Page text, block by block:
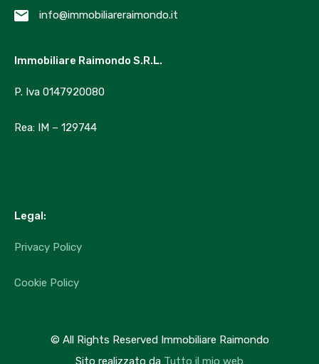
Recent Comments
A WordPress CommentersuHello world!
Categorie
info@immobiliareraimondo.it
Immobiliare Raimondo S.R.L.
P. Iva 0147920080
Rea: IM – 129744
Legal:
Privacy Policy
Cookie Policy
© All Rights Reserved Immobiliare Raimondo
Sito realizzato da Tutto il mio web